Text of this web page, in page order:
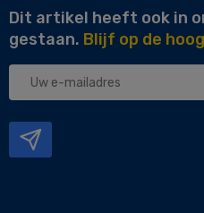
Dit artikel heeft ook in
gestaan. Blijf op de
Uw